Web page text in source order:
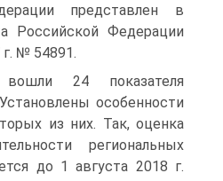
представ­лен в
Российской Федерации
г. № 54891.
24 показателя
особенно­сти
из них. Так, оценка
регио­нальных
до 1 августа 2018 г.